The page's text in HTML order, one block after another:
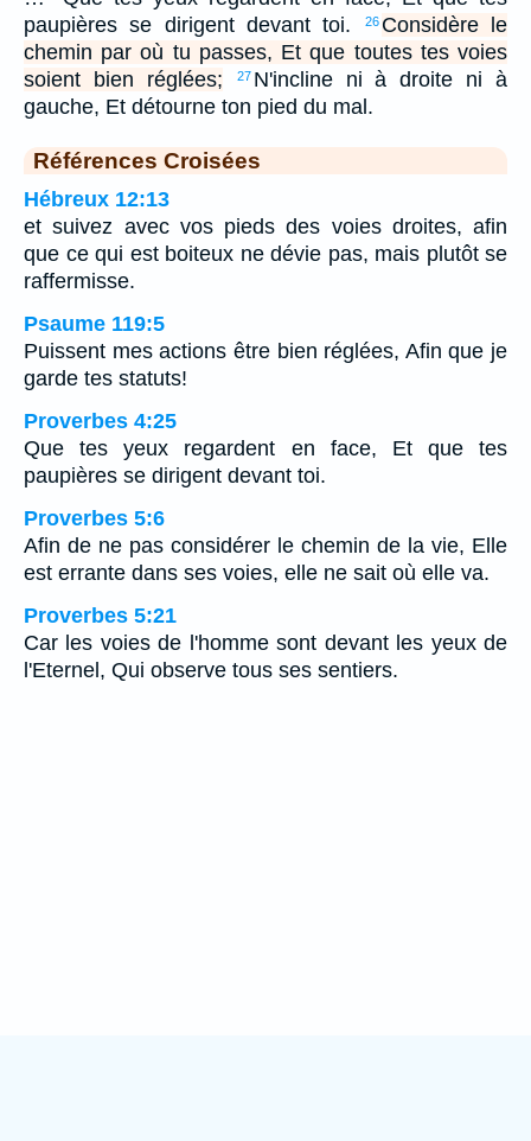
paupières se dirigent devant toi.
26 Considère le
chemin par où tu passes, Et que toutes tes voies
soient bien réglées;
27 N'incline ni à droite ni à
gauche, Et détourne ton pied du mal.
Références Croisées
Hébreux 12:13
et suivez avec vos pieds des voies droites, afin
que ce qui est boiteux ne dévie pas, mais plutôt se
raffermisse.
Psaume 119:5
Puissent mes actions être bien réglées, Afin que je
garde tes statuts!
Proverbes 4:25
Que tes yeux regardent en face, Et que tes
paupières se dirigent devant toi.
Proverbes 5:6
Afin de ne pas considérer le chemin de la vie, Elle
est errante dans ses voies, elle ne sait où elle va.
Proverbes 5:21
Car les voies de l'homme sont devant les yeux de
l'Eternel, Qui observe tous ses sentiers.